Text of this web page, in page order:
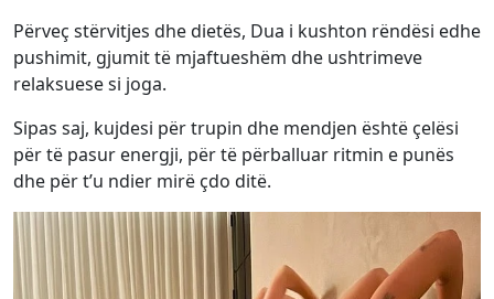
Përveç stërvitjes dhe dietës, Dua i kushton rëndësi edhe
pushimit, gjumit të mjaftueshëm dhe ushtrimeve
relaksuese si joga.
Sipas saj, kujdesi për trupin dhe mendjen është çelësi
për të pasur energji, për të përballuar ritmin e punës
dhe për t’u ndier mirë çdo ditë.